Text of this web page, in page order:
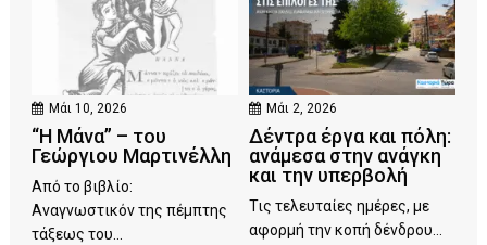
Μάι 10, 2026
“Η Μάνα” – του
Γεώργιου Μαρτινέλλη
Από το βιβλίο:
Αναγνωστικόν της πέμπτης
τάξεως του...
Μάι 2, 2026
Δέντρα έργα και πόλη:
ανάμεσα στην ανάγκη
και την υπερβολή
Τις τελευταίες ημέρες, με
αφορμή την κοπή δένδρου...